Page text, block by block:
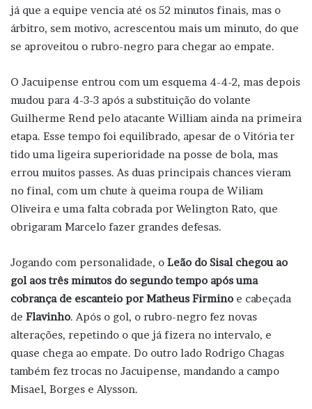
já que a equipe vencia até os 52 minutos finais, mas o
árbitro, sem motivo, acrescentou mais um minuto, do que
se aproveitou o rubro-negro para chegar ao empate.
O Jacuipense entrou com um esquema 4-4-2, mas depois
mudou para 4-3-3 após a substituição do volante
Guilherme Rend pelo atacante William ainda na primeira
etapa. Esse tempo foi equilibrado, apesar de o Vitória ter
tido uma ligeira superioridade na posse de bola, mas
errou muitos passes. As duas principais chances vieram
no final, com um chute à queima roupa de Wiliam
Oliveira e uma falta cobrada por Welington Rato, que
obrigaram Marcelo fazer grandes defesas.
Jogando com personalidade, o Leão do Sisal chegou ao
gol aos três minutos do segundo tempo após uma
cobrança de escanteio por Matheus Firmino e cabeçada
de Flavinho. Após o gol, o rubro-negro fez novas
alterações, repetindo o que já fizera no intervalo, e
quase chega ao empate. Do outro lado Rodrigo Chagas
também fez trocas no Jacuipense, mandando a campo
Misael, Borges e Alysson.